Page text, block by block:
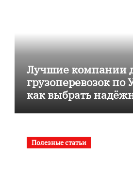
Лучшие компании
грузоперевозок по
как выбрать
Полезные статьи